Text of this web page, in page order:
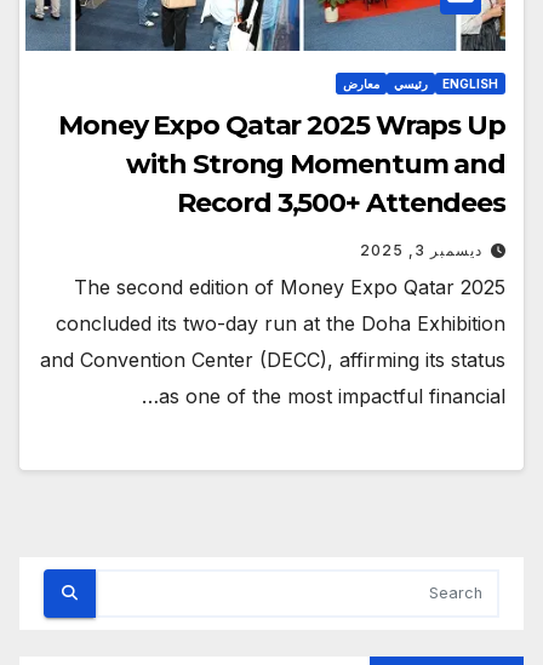
ENGLISH رئيسي معارض
Money Expo Qatar 2025 Wraps Up
with Strong Momentum and
Record 3,500+ Attendees
ديسمبر 3, 2025
The second edition of Money Expo Qatar 2025
concluded its two-day run at the Doha Exhibition
and Convention Center (DECC), affirming its status
as one of the most impactful financial…